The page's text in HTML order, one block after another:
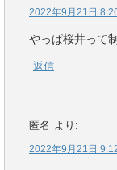
2022年9月21日
やっぱ桜井って
返信
匿名 より:
2022年9月21日